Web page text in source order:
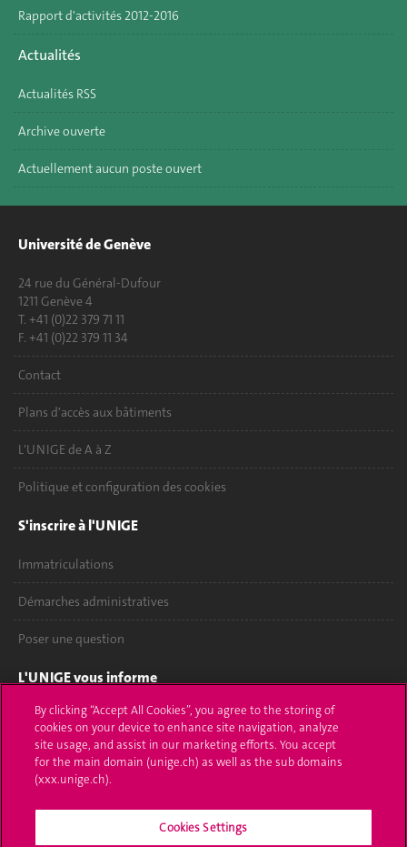
Rapport d'activités 2012-2016
Actualités
Actualités RSS
Archive ouverte
Actuellement aucun poste ouvert
Université de Genève
24 rue du Général-Dufour
1211 Genève 4
T. +41 (0)22 379 71 11
F. +41 (0)22 379 11 34
Contact
Plans d'accès aux bâtiments
L'UNIGE de A à Z
Politique et configuration des cookies
S'inscrire à l'UNIGE
Immatriculations
Démarches administratives
Poser une question
L'UNIGE vous informe
UNIGE Mobile
Médias
Offres d'emploi
By clicking “Accept All Cookies”, you agree to the storing of
cookies on your device to enhance site navigation, analyze
site usage, and assist in our marketing efforts. You accept
for the main domain (unige.ch) as well as the sub domains
(xxx.unige.ch).
Cookies Settings